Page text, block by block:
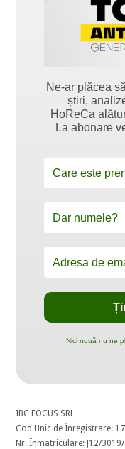
Ne-ar plăcea
știri,
HoReCa
La abonare
Nici nouă nu ne
IBC FOCUS SRL
Cod Unic de Înregistrare:
Nr. Înmatriculare: J12/